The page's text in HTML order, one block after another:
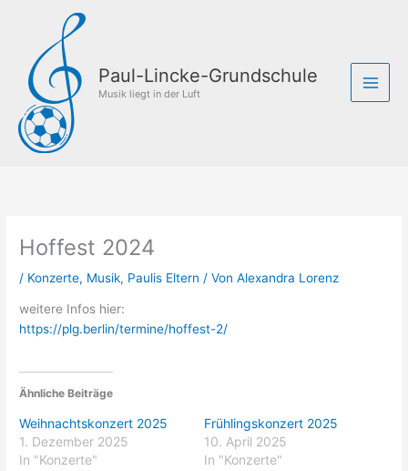
springen
Paul-Lincke-Grundschule
Musik liegt in der Luft
Hoffest 2024
/ Konzerte, Musik, Paulis Eltern / VonAlexandra Lorenz
weitere Infos hier:
https://plg.berlin/termine/hoffest-2/
Ähnliche Beiträge
Weihnachtskonzert 2025
1. Dezember 2025
In "Konzerte"
Frühlingskonzert 2025
10. April 2025
In "Konzerte"